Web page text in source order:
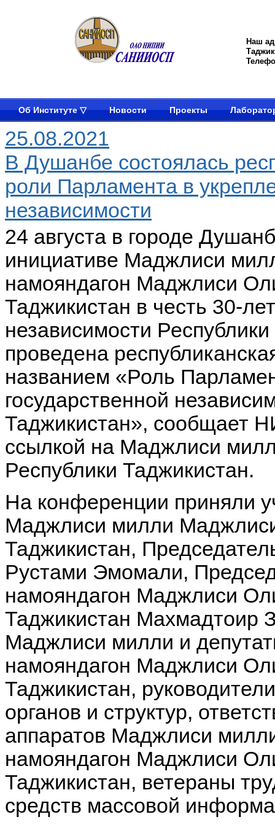
25.08.2021
В Душанбе состоялась
роли Парламента в
независимости
24 августа в городе
инициативе Маджлиси
намояндагон Маджлиси
Таджикистан в честь 30-
независимости
проведена
названием «Роль
государственной
Таджикистан», сообщает
ссылкой на Маджлиси
Республики Таджикистан.
На конференции приняли
Маджлиси милли
Таджикистан,
Рустами Эмомали,
намояндагон Маджлиси
Таджикистан Махмадтоир
Маджлиси милли и
намояндагон Маджлиси
Таджикистан,
органов и структур,
аппаратов Маджлиси
намояндагон Маджлиси
Таджикистан, ветераны
средств массовой
Наш
Об Институте ▽ Новости Проекты